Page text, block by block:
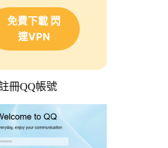
免費下載 閃
連VPN
冊QQ帳號